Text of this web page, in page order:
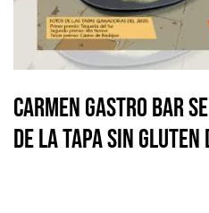
Carmen Gastro Bar
de la Tapa Sin Gluten